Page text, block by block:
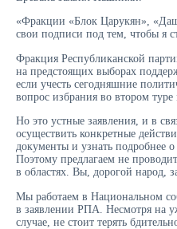
«Фракции «Блок Царукян»,
свои подписи под тем, чтобы я
Фракция Республиканской
на предстоящих выборах
если учесть сегодняшние
вопрос избрания во втором
Но это устные заявления, и в
осуществить конкретные
документы и узнать подробнее
Поэтому предлагаем не
в областях. Вы, дорогой народ,
Мы работаем в Национальном
в заявлении РПА. Несмотря на
случае, не стоит терять